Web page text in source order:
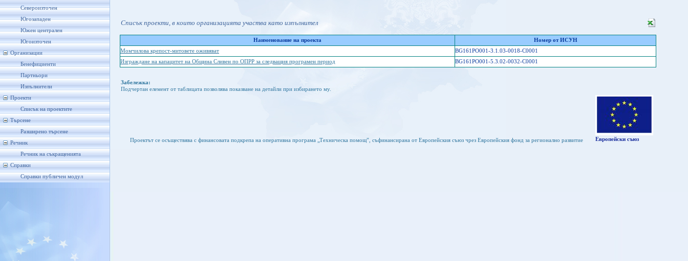
Североизточен
Югозападен
Южен централен
Югоизточен
Организации
Бенефициенти
Партньори
Изпълнители
Проекти
Списък на проектите
Търсене
Разширено търсене
Речник
Речник на съкращенията
Справки
Справки публичен модул
Списък проекти, в които организацията участва като изпълнител
Наименование на проекта
Номер от ИСУН
Момчилова крепост-митовете оживяват
BG161PO001-3.1.03-0018-C0001
Изграждане на капацитет на Община Сливен по ОПРР за следващия програмен период
BG161PO001-5.3.02-0032-C0001
Забележка:
Подчертан елемент от таблицата позволява показване на детайли при избирането му.
Проектът се осъществява с финансовата подкрепа на оперативна програма „Техническа помощ”, съфинансирана от Европейския съюз чрез Европейския фонд за регионално развитие Европейски съюз